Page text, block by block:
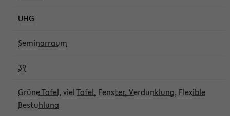
UHG
Seminarraum
39
Grüne Tafel, viel Tafel, Fenster, Verdunklung, Flexible
Bestuhlung